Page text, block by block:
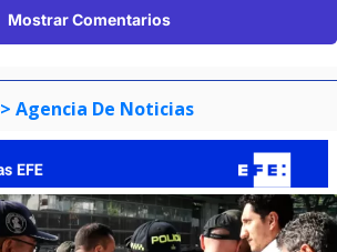
Mostrar Comentarios
> Agencia De Noticias